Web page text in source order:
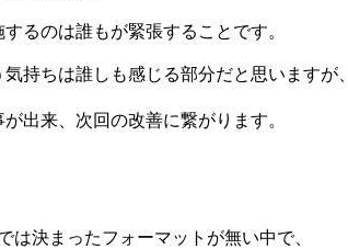
るのは誰もが緊張することです。
持ちは誰しも感じる部分だと思いますが、
出来、次回の改善に繋がります。
決まったフォーマットが無い中で、